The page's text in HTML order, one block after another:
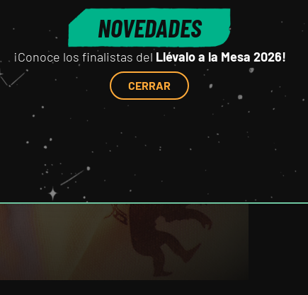
NOVEDADES
¡Conoce los finalistas del Llévalo a la Mesa 2026!
CERRAR